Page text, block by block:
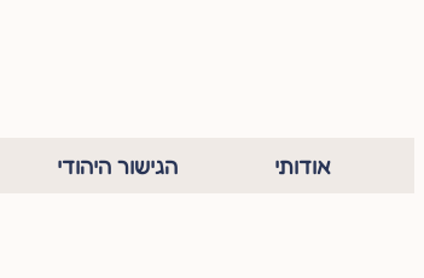
אודותי הגישור היהודי